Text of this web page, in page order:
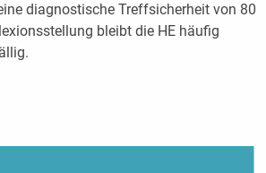
diagnostische Treffsicherheit von 80
bleibt die HE häufig